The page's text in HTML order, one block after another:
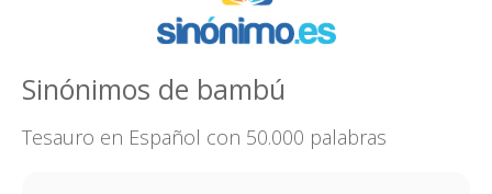
Sinónimos de bambú
Tesauro en Español con 50.000 palabras